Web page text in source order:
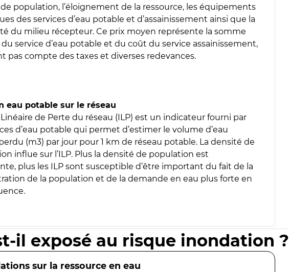
population, l’éloignement de la ressource, les équipements
des services d’eau potable et d’assainissement ainsi que la
du milieu récepteur. Ce prix moyen représente la somme
service d’eau potable et du coût du service assainissement,
pas compte des taxes et diverses redevances.
eau potable sur le réseau
Linéaire de Perte du réseau (ILP) est un indicateur fourni par
d’eau potable qui permet d’estimer le volume d’eau
(m3) par jour pour 1 km de réseau potable. La densité de
influe sur l’ILP. Plus la densité de population est
plus les ILP sont susceptible d’être important du fait de la
de la population et de la demande en eau plus forte en
il exposé au risque inondation ?
sur la ressource en eau